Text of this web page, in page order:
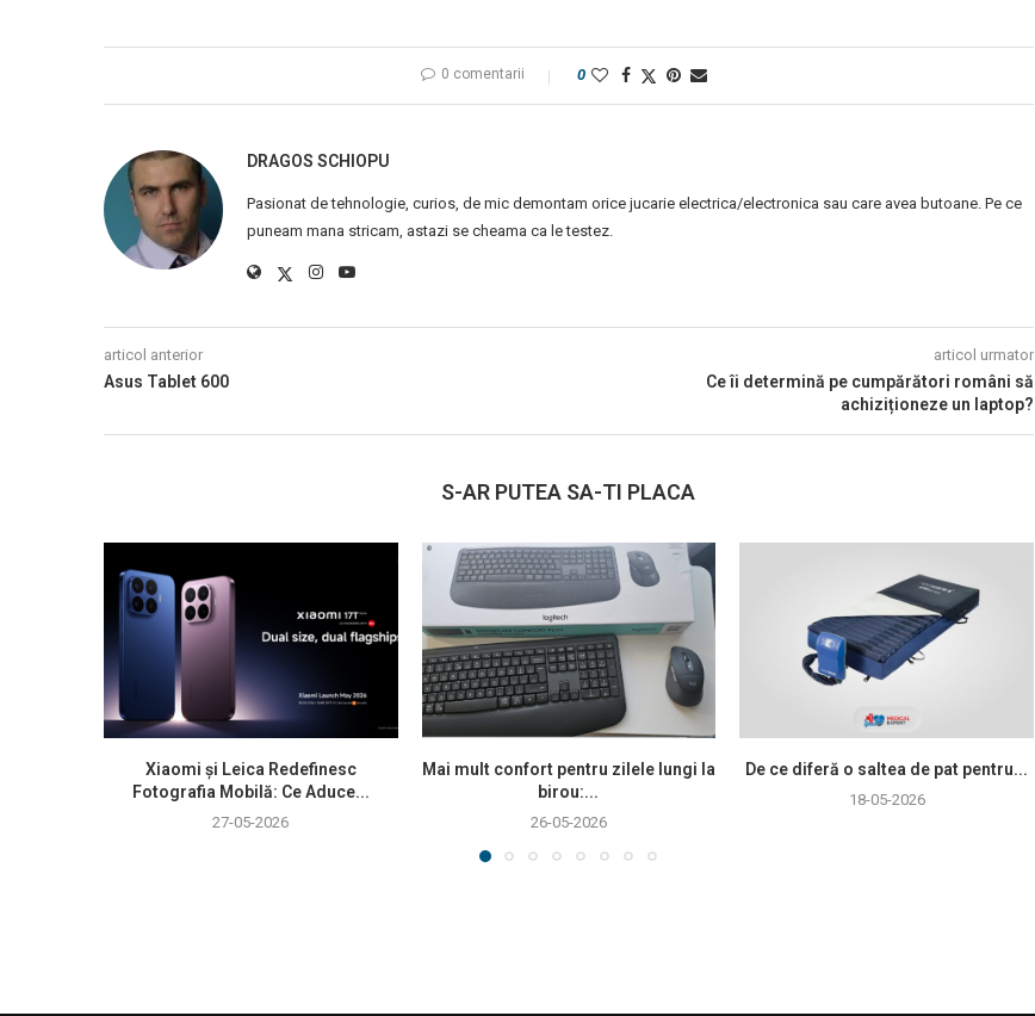
0 comentarii 0
DRAGOS SCHIOPU
Pasionat de tehnologie, curios, de mic demontam orice jucarie electrica/electronica sau care avea butoane. Pe ce
puneam mana stricam, astazi se cheama ca le testez.
articol anterior
Asus Tablet 600
articol urmator
Ce îi determină pe cumpărători români să
achiziționeze un laptop?
S-AR PUTEA SA-TI PLACA
Xiaomi și Leica Redefinesc
Fotografia Mobilă: Ce Aduce...
27-05-2026
Mai mult confort pentru zilele lungi la
birou:...
26-05-2026
De ce diferă o saltea de pat pentru...
18-05-2026